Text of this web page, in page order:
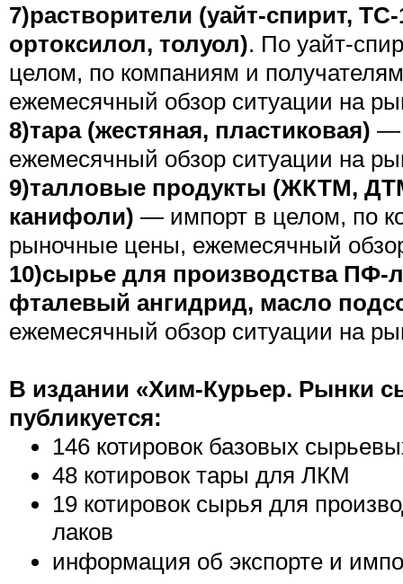
7)растворители (уайт-спирит, ТС-
ортоксилол, толуол). По уайт-
целом, по компаниям и
ежемесячный обзор ситуации на
8)тара (жестяная, пластиковая) —
ежемесячный обзор ситуации на
9)талловые продукты (ЖКТМ,
канифоли) — импорт в целом, по
рыночные цены, ежемесячный
10)сырье для производства ПФ-
фталевый ангидрид, масло
ежемесячный обзор ситуации на
В издании «Хим-Курьер. Рынки
публикуется:
146 котировок базовых
48 котировок тары для ЛКМ
19 котировок сырья для
лаков
информация об экспорте и